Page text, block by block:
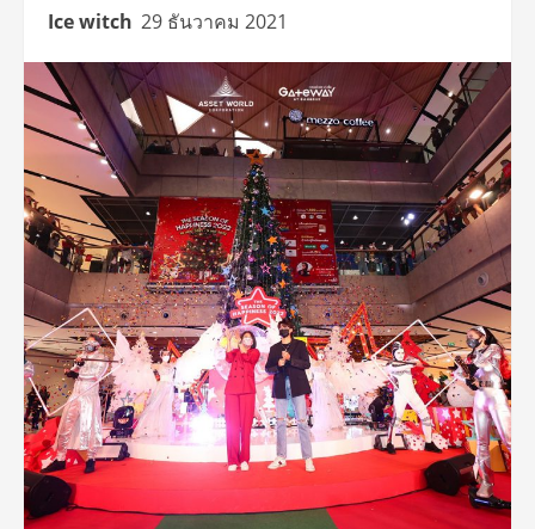
Ice witch 29 ธันวาคม 2021